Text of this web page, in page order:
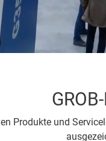
Produkte und